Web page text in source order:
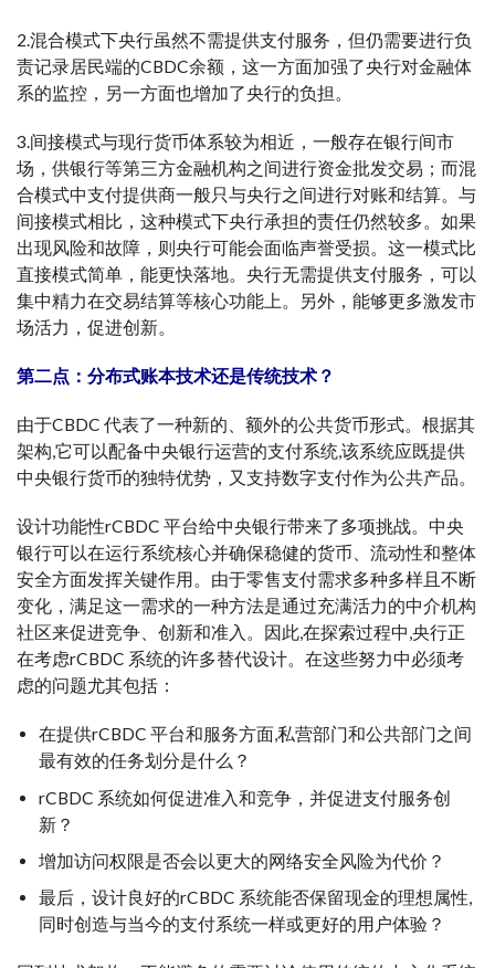
2.混合模式下央行虽然不需提供支付服务，但仍需要进行负
责记录居民端的CBDC余额，这一方面加强了央行对金融体
系的监控，另一方面也增加了央行的负担。
3.间接模式与现行货币体系较为相近，一般存在银行间市
场，供银行等第三方金融机构之间进行资金批发交易；而混
合模式中支付提供商一般只与央行之间进行对账和结算。与
间接模式相比，这种模式下央行承担的责任仍然较多。如果
出现风险和故障，则央行可能会面临声誉受损。这一模式比
直接模式简单，能更快落地。央行无需提供支付服务，可以
集中精力在交易结算等核心功能上。另外，能够更多激发市
场活力，促进创新。
第二点：分布式账本技术还是传统技术？
由于CBDC 代表了一种新的、额外的公共货币形式。根据其
架构,它可以配备中央银行运营的支付系统,该系统应既提供
中央银行货币的独特优势，又支持数字支付作为公共产品。
设计功能性rCBDC 平台给中央银行带来了多项挑战。中央
银行可以在运行系统核心并确保稳健的货币、流动性和整体
安全方面发挥关键作用。由于零售支付需求多种多样且不断
变化，满足这一需求的一种方法是通过充满活力的中介机构
社区来促进竞争、创新和准入。因此,在探索过程中,央行正
在考虑rCBDC 系统的许多替代设计。在这些努力中必须考
虑的问题尤其包括：
在提供rCBDC 平台和服务方面,私营部门和公共部门之间
最有效的任务划分是什么？
rCBDC 系统如何促进准入和竞争，并促进支付服务创
新？
增加访问权限是否会以更大的网络安全风险为代价？
最后，设计良好的rCBDC 系统能否保留现金的理想属性,
同时创造与当今的支付系统一样或更好的用户体验？